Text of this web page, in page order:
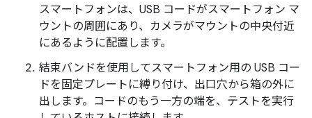
スマートフォンは、USB コードがスマートフォン マ
ウントの周囲にあり、カメラがマウントの中央付近
にあるように配置します。
結束バンドを使用してスマートフォン用の USB コー
ドを固定プレートに縛り付け、出口穴から箱の外に
出します。コードのもう一方の端を、テストを実行